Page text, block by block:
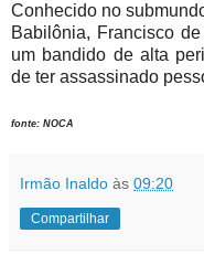
Conhecido no
Babilônia, Francisco
um bandido de alta
de ter assassinado
fonte: NOCA
Irmão Inaldo às 09:20
Compartilhar